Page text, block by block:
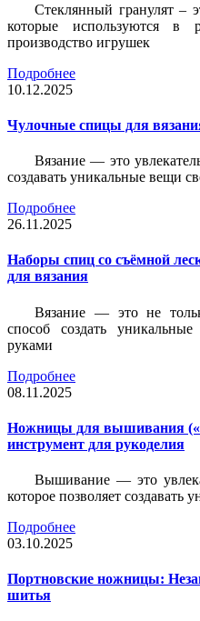
Стеклянный гранулят –
которые используются в
производство игрушек
Подробнее
10.12.2025
Чулочные спицы для
Вязание — это
создавать уникальные вещи
Подробнее
26.11.2025
Наборы спиц со съёмной
для вязания
Вязание — это не
способ создать
руками
Подробнее
08.11.2025
Ножницы для вышивания
инструмент для рукоделия
Вышивание — это
которое позволяет создавать
Подробнее
03.10.2025
Портновские ножницы:
шитья